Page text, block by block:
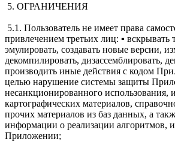
5. ОГРАНИЧЕНИЯ
5.1. Пользователь не имеет права
привлечением третьих лиц: ▪ вскрывать
эмулировать, создавать новые версии,
декомпилировать, дизассемблировать,
производить иные действия с кодом
целью нарушение системы защиты
несанкционированного использования,
картографических материалов,
прочих материалов из баз данных, а
информации о реализации алгоритмов,
Приложении;